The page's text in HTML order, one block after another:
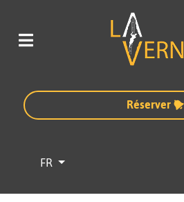
Réserver
Sélectionnez votre langue
FR